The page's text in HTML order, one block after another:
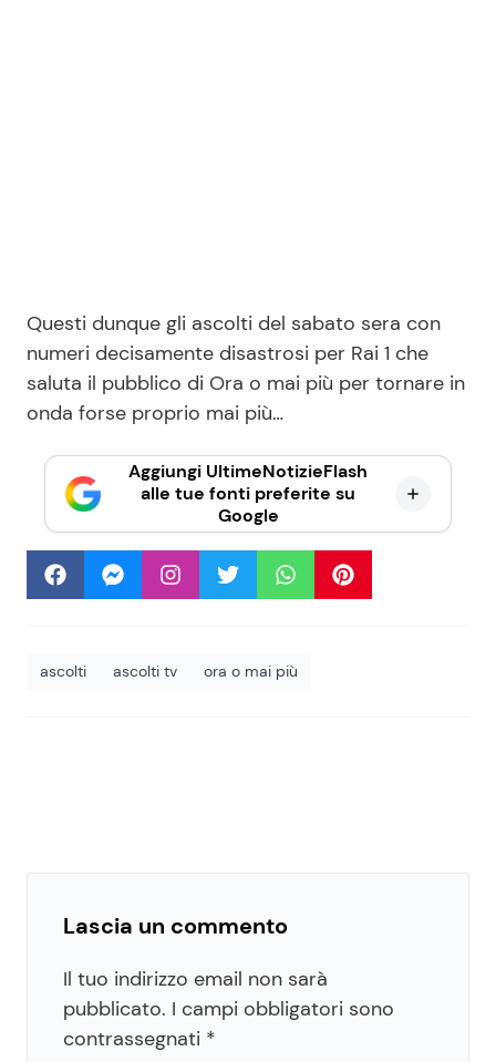
Questi dunque gli ascolti del sabato sera con
numeri decisamente disastrosi per Rai 1 che
saluta il pubblico di Ora o mai più per tornare in
onda forse proprio mai più…
Aggiungi UltimeNotizieFlash
alle tue fonti preferite su
Google
ascolti ascolti tv ora o mai più
Lascia un commento
Il tuo indirizzo email non sarà
pubblicato. I campi obbligatori sono
contrassegnati *